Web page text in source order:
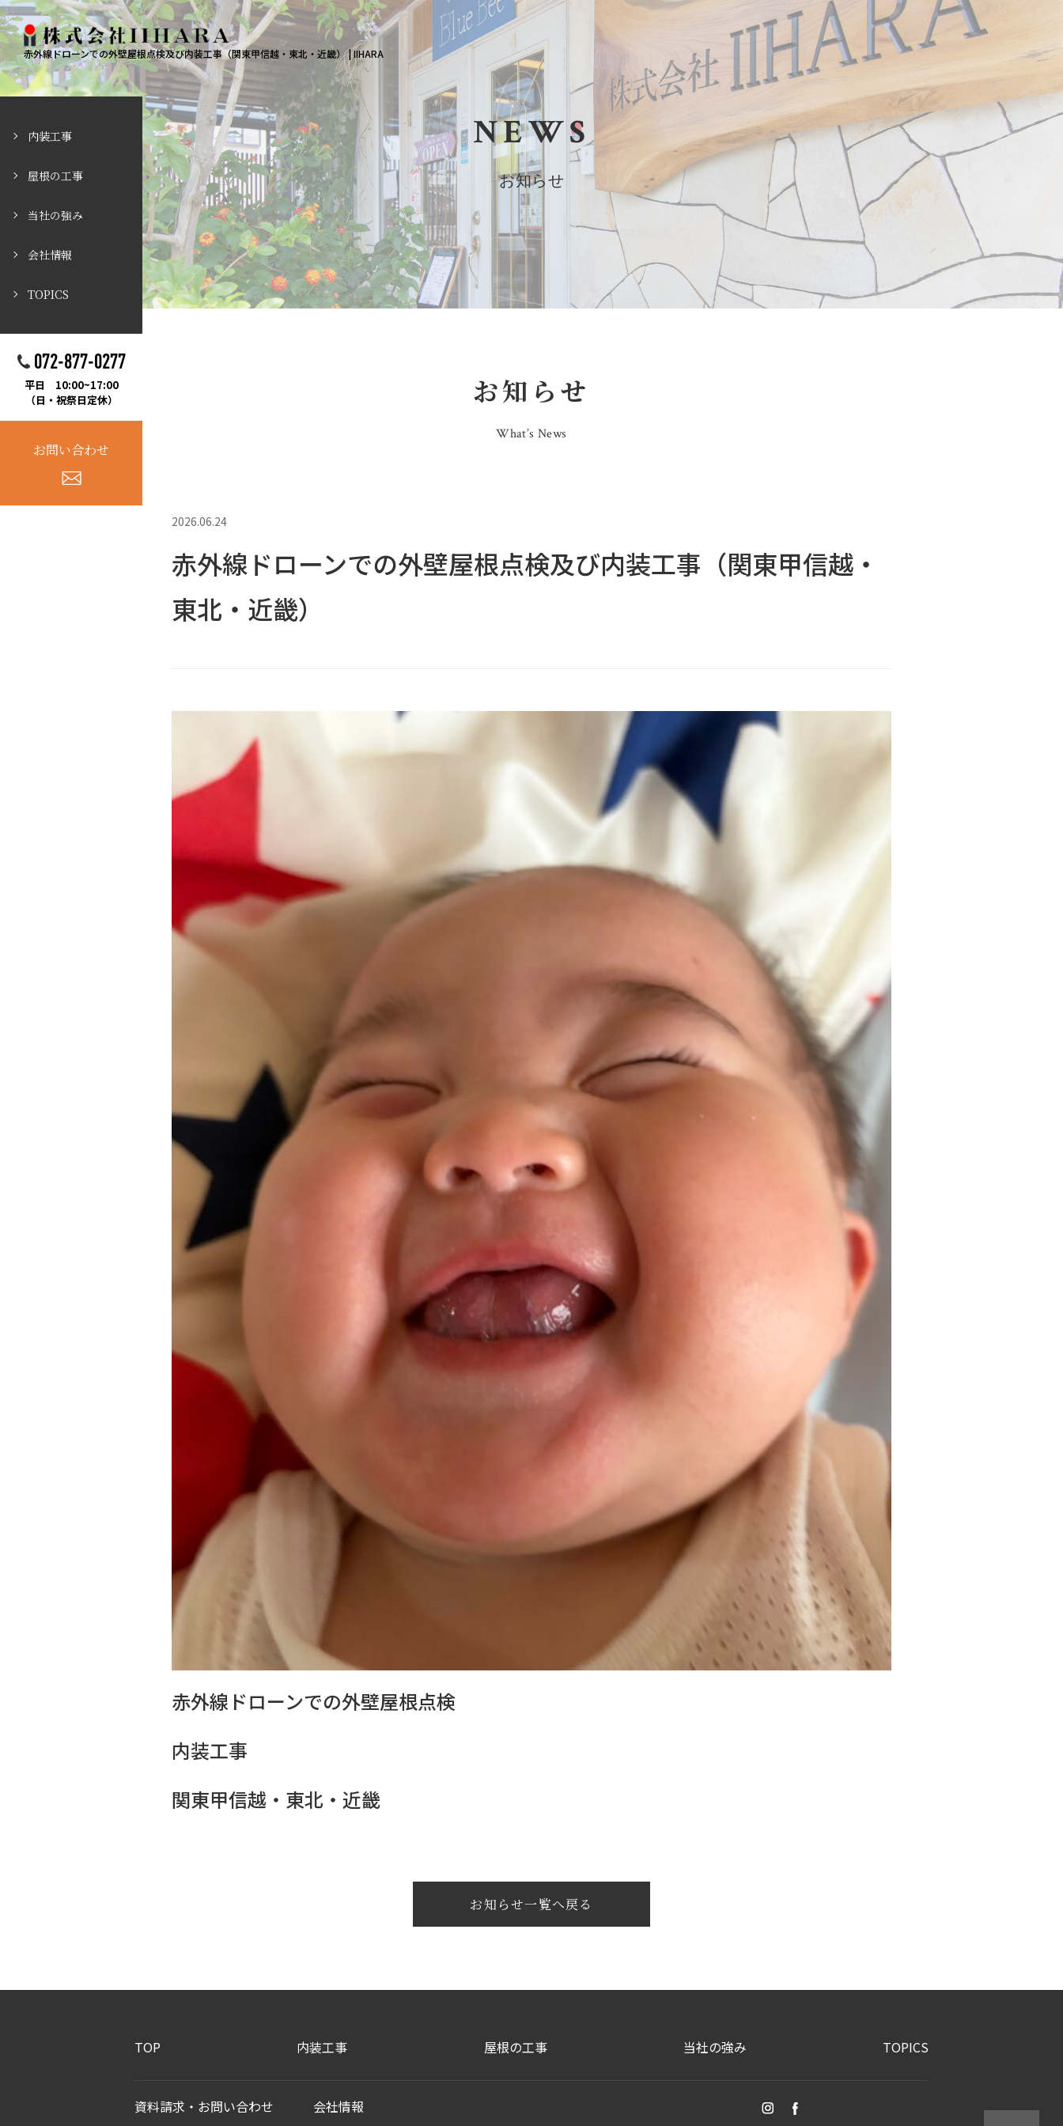
赤外線ドローンでの外壁屋根点検及び内装工事（関東甲信越・東北・近畿） | IIHARA
内装工事
屋根の工事
当社の強み
会社情報
TOPICS
072-877-0277
平日 10:00~17:00
（日・祝祭日定休）
お問い合わせ
NEWS
お知らせ
お知らせ
What’s News
2026.06.24
赤外線ドローンでの外壁屋根点検及び内装工事（関東甲信越・
東北・近畿）
赤外線ドローンでの外壁屋根点検
内装工事
関東甲信越・東北・近畿
お知らせ一覧へ戻る
TOP 内装工事 屋根の工事 当社の強み TOPICS
資料請求・お問い合わせ 会社情報